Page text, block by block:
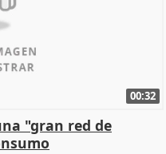
00:32
"gran red de